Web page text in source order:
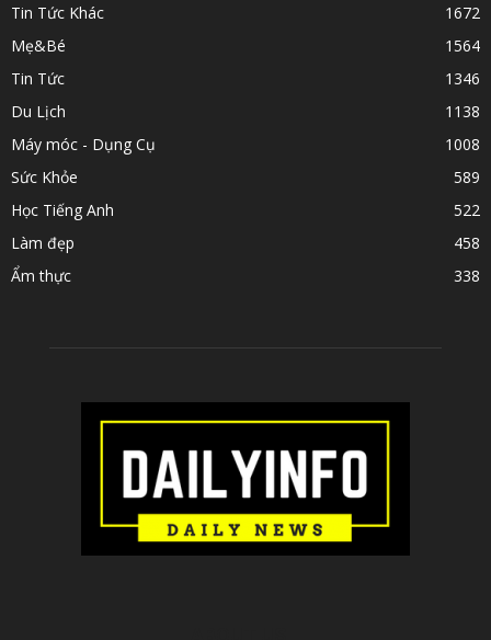
Tin Tức Khác
1672
Mẹ&Bé
1564
Tin Tức
1346
Du Lịch
1138
Máy móc - Dụng Cụ
1008
Sức Khỏe
589
Học Tiếng Anh
522
Làm đẹp
458
Ẩm thực
338